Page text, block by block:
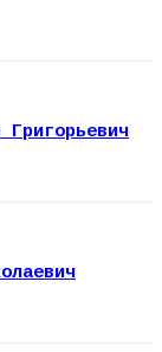
Григорьевич